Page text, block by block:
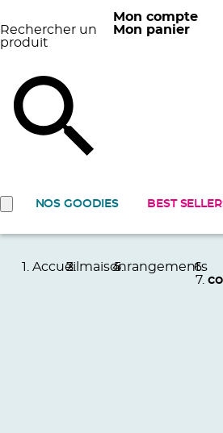
Rechercher un
produit
Mon compte
Mon panier
NOS GOODIES BEST
Accueil maisonrangements